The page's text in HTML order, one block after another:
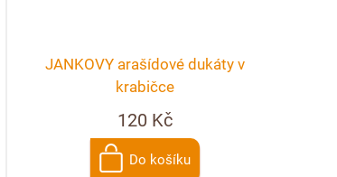
JANKOVY arašídové dukáty v
krabičce
120 Kč
Do košíku